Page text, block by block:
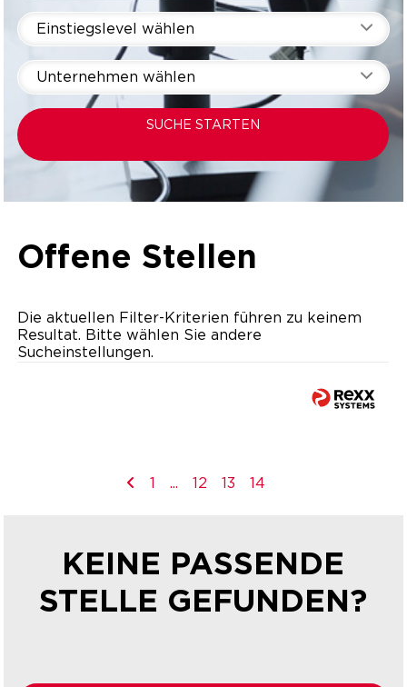
Einstiegslevel wählen
Unternehmen wählen
SUCHE STARTEN
Offene Stellen
Die aktuellen Filter-Kriterien führen zu keinem
Resultat. Bitte wählen Sie andere
Sucheinstellungen.
1 ... 12 13 14
KEINE PASSENDE
STELLE GEFUNDEN?